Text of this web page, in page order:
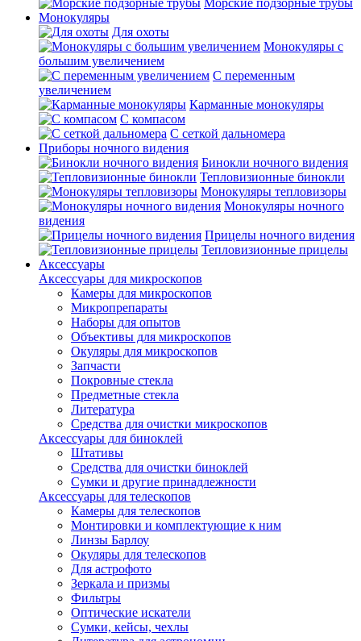
Морские подзорные трубы
Монокуляры
Для охоты
Монокуляры с
большим увеличением
С переменным
увеличением
Карманные монокуляры
С компасом
С сеткой дальномера
Приборы ночного видения
Бинокли ночного видения
Тепловизионные бинокли
Монокуляры тепловизоры
Монокуляры ночного
видения
Прицелы ночного видения
Тепловизионные прицелы
Аксессуары
Аксессуары для микроскопов
Камеры для микроскопов
Микропрепараты
Наборы для опытов
Объективы для микроскопов
Окуляры для микроскопов
Запчасти
Покровные стекла
Предметные стекла
Литература
Средства для очистки микроскопов
Аксессуары для биноклей
Штативы
Средства для очистки биноклей
Сумки и другие принадлежности
Аксессуары для телескопов
Камеры для телескопов
Монтировки и комплектующие к ним
Линзы Барлоу
Окуляры для телескопов
Для астрофото
Зеркала и призмы
Фильтры
Оптические искатели
Сумки, кейсы, чехлы